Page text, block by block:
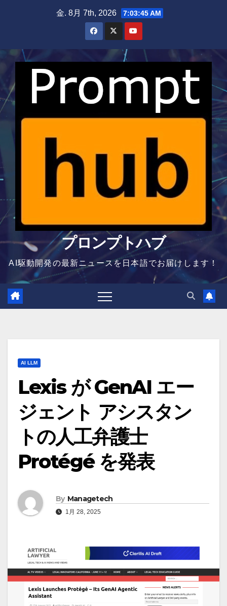
金. 8月 7th, 2026 7:03:46 AM
プロンプトハブ
AI駆動開発の最新ニュースを日本語でお届けします！
AI LLM
Lexis が GenAI エー
ジェント アシスタン
トの人工弁護士
Protégé を発表
By Managetech
1月 28, 2025